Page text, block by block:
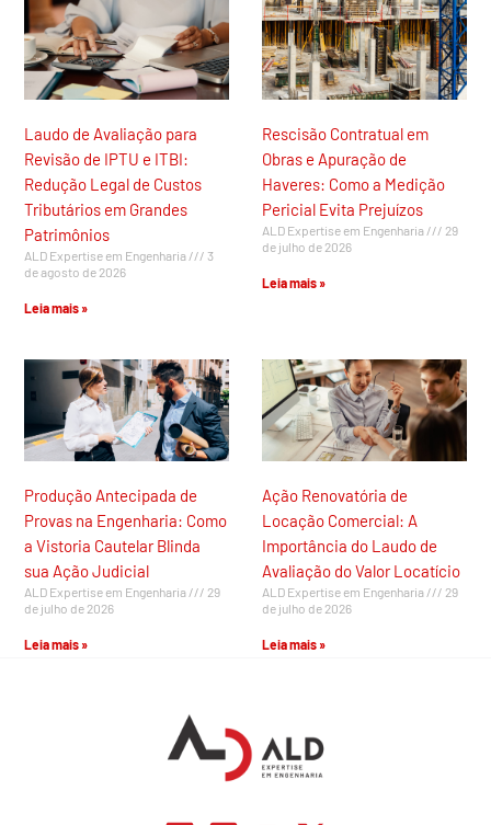
Laudo de Avaliação para
Revisão de IPTU e ITBI:
Redução Legal de Custos
Tributários em Grandes
Patrimônios
ALD Expertise em Engenharia
3
de agosto de 2026
Leia mais »
Rescisão Contratual em
Obras e Apuração de
Haveres: Como a Medição
Pericial Evita Prejuízos
ALD Expertise em Engenharia
29
de julho de 2026
Leia mais »
Produção Antecipada de
Provas na Engenharia: Como
a Vistoria Cautelar Blinda
sua Ação Judicial
ALD Expertise em Engenharia
29
de julho de 2026
Leia mais »
Ação Renovatória de
Locação Comercial: A
Importância do Laudo de
Avaliação do Valor Locatício
ALD Expertise em Engenharia
29
de julho de 2026
Leia mais »